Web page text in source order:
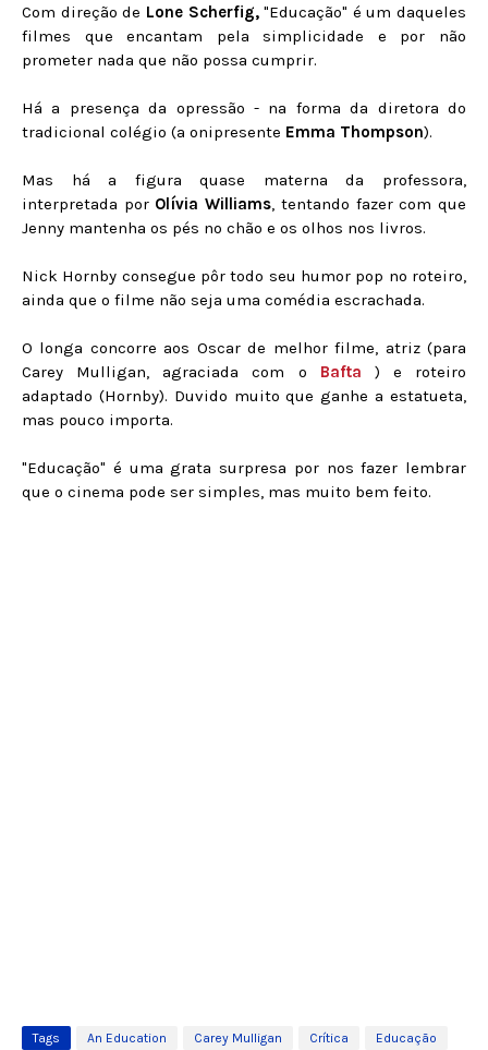
Com direção de Lone Scherfig,"Educação" é um daqueles
filmes que encantam pela simplicidade e por não
prometer nada que não possa cumprir.
Há a presença da opressão - na forma da diretora do
tradicional colégio (a onipresente Emma Thompson).
Mas há a figura quase materna da professora,
interpretada por Olívia Williams, tentando fazer com que
Jenny mantenha os pés no chão e os olhos nos livros.
Nick Hornby consegue pôr todo seu humor pop no roteiro,
ainda que o filme não seja uma comédia escrachada.
O longa concorre aos Oscar de melhor filme, atriz (para
Carey Mulligan, agraciada com o Bafta
) e roteiro
adaptado (Hornby). Duvido muito que ganhe a estatueta,
mas pouco importa.
"Educação" é uma grata surpresa por nos fazer lembrar
que o cinema pode ser simples, mas muito bem feito.
Tags An Education Carey Mulligan Crítica
Educação